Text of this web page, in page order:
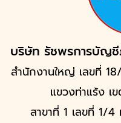
บริษัท รัชพรการบัญชี
สำนักงานใหญ่ เลขที่
แขวงท่าแร้ง เ
สาขาที่ 1 เลขที่ 1/